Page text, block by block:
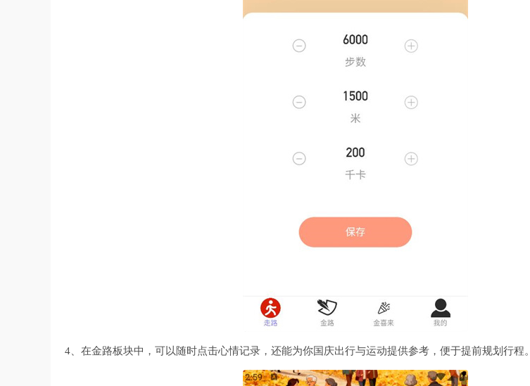
4、在金路板块中，可以随时点击心情记录，还能为你国庆出行与运动提供参考，便于提前规划行程。